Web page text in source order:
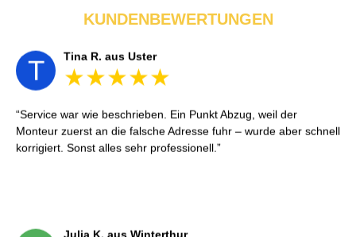
KUNDENBEWERTUNGEN
J
Ich habe mich morgens aus meiner Wohnung ausgesperrt. Der